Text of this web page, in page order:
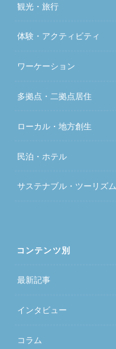
観光・旅行
体験・アクティビティ
ワーケーション
多拠点・二拠点居住
ローカル・地方創生
民泊・ホテル
サステナブル・ツーリズム
コンテンツ別
最新記事
インタビュー
コラム